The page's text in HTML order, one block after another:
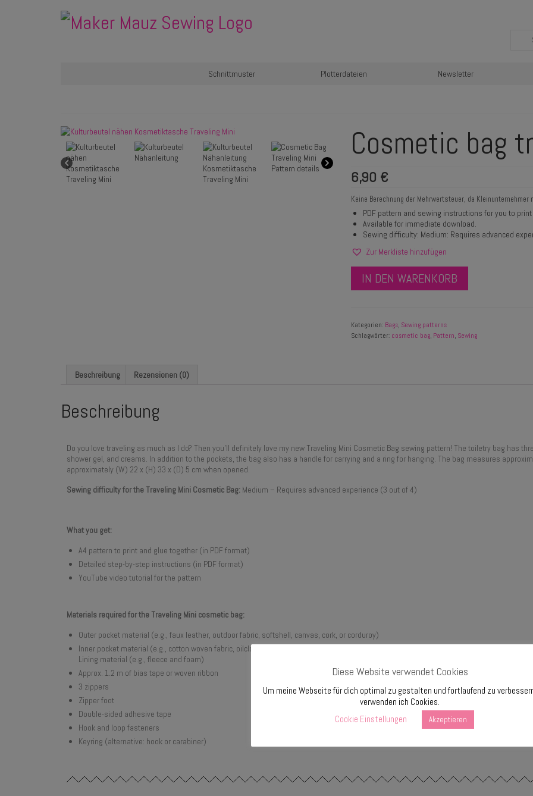
Schnittmuster Plotterdateien Newsletter
Cosmetic bag
6,90 €
Keine Berechnung der Mehrwertsteuer, da Kleinunternehmer
PDF pattern and sewing instructions for you to
Available for immediate download.
Sewing difficulty: Medium: Requires advanced
Zur Merkliste hinzufügen
IN DEN WARENKORB
Kategorien: Bags, Sewing patterns
Schlagwörter: cosmetic bag, Pattern, Sewing
Beschreibung Rezensionen (0)
Beschreibung
Do you love traveling as much as I do? Then you’ll definitely love my new Traveling Mini Cosmetic Bag sewing pattern! The toiletry bag has
shower gel, and creams. In addition to the pockets, the bag also has a handle for carrying and a ring for hanging. The bag measures
approximately (W) 22 x (H) 33 x (D) 5 cm when opened.
Sewing difficulty for the Traveling Mini Cosmetic Bag: Medium – Requires advanced experience (3 out of 4)
What you get:
A4 pattern to print and glue together (in PDF format)
Detailed step-by-step instructions (in PDF format)
YouTube video tutorial for the pattern
Materials required for the Traveling Mini cosmetic bag:
Outer pocket material (e.g., faux leather, outdoor fabric, softshell, canvas, cork, or corduroy)
Inner pocket material (e.g., cotton woven fabric, oilcloth, mesh, or vinyl)
Lining material (e.g., fleece and foam)
Approx. 1.2 m of bias tape or woven ribbon
3 zippers
Zipper foot
Double-sided adhesive tape
Hook and loop fasteners
Keyring (alternative: hook or carabiner)
Diese Website verwendet Cookies
Um meine Webseite für dich optimal zu gestalten und fortlaufend zu
verwenden ich Cookies.
Cookie Einstellungen
Akzeptieren